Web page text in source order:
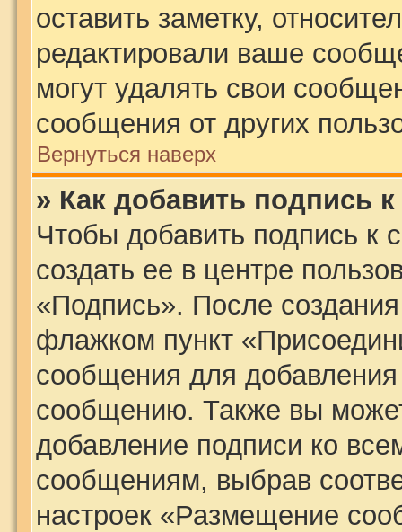
оставить заметку,
редактировали ваше
могут удалять свои
сообщения от других
Вернуться наверх
» Как добавить подпись
Чтобы добавить подпись
создать ее в центре
«Подпись». После
флажком пункт
сообщения для
сообщению. Также вы
добавление подписи ко
сообщениям, выбрав
настроек «Размещение